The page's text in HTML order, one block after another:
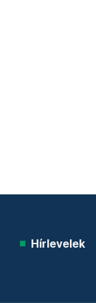
Hírlevelek